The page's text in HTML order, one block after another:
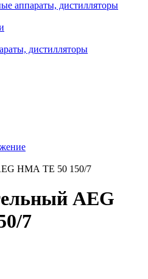
дистилляторы
НМА ТЕ 50 150/7
AEG
7